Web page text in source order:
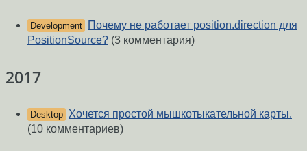
Development
Почему не работает position.direction для
PositionSource? (3 комментария)
2017
Desktop Хочется простой мышкотыкательной карты.
(10 комментариев)